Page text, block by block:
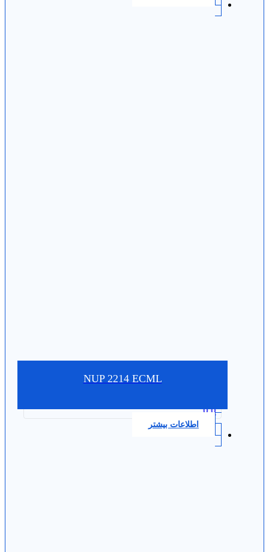
NUP 2214 ECML
0.0
اطلاعات بیشتر